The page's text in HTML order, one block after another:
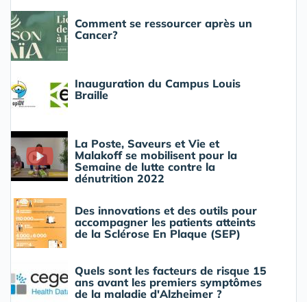
Comment se ressourcer après un
Cancer?
Inauguration du Campus Louis
Braille
La Poste, Saveurs et Vie et
Malakoff se mobilisent pour la
Semaine de lutte contre la
dénutrition 2022
Des innovations et des outils pour
accompagner les patients atteints
de la Sclérose En Plaque (SEP)
Quels sont les facteurs de risque 15
ans avant les premiers symptômes
de la maladie d'Alzheimer ?